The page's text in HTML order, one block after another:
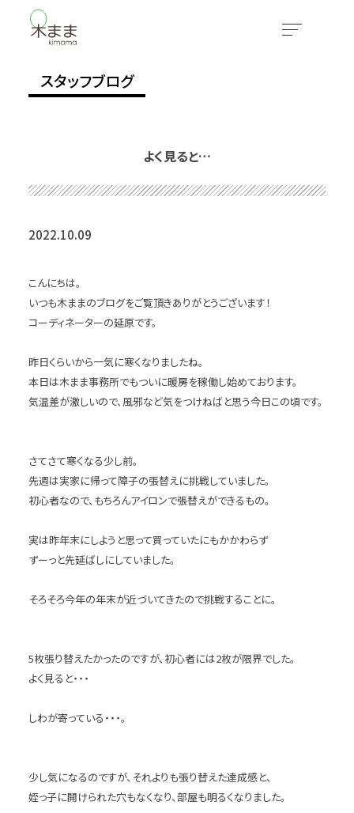
スタッフブログ
よく見ると…
2022.10.09
こんにちは。
いつも木ままのブログをご覧頂きありがとうございます！
コーディネーターの延原です。
昨日くらいから一気に寒くなりましたね。
本日は木まま事務所でもついに暖房を稼働し始めております。
気温差が激しいので、風邪など気をつけねばと思う今日この頃です。
さてさて寒くなる少し前。
先週は実家に帰って障子の張替えに挑戦していました。
初心者なので、もちろんアイロンで張替えができるもの。
実は昨年末にしようと思って買っていたにもかかわらず
ずーっと先延ばしにしていました。
そろそろ今年の年末が近づいてきたので挑戦することに。
5枚張り替えたかったのですが、初心者には2枚が限界でした。
よく見ると・・・
しわが寄っている・・・。
少し気になるのですが、それよりも張り替えた達成感と、
姪っ子に開けられた穴もなくなり、部屋も明るくなりました。